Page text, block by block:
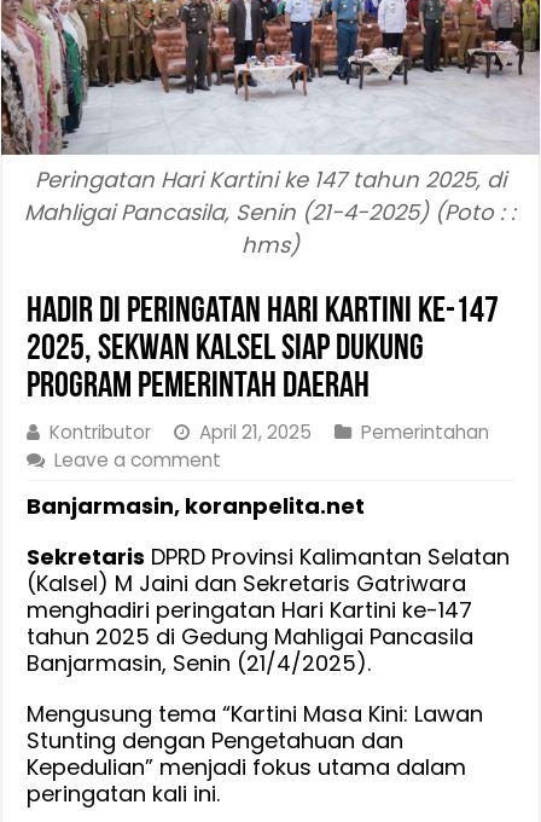
Peringatan Hari Kartini ke 147 tahun 2025, di
Mahligai Pancasila, Senin (21-4-2025) (Poto : :
hms)
Hadir di Peringatan Hari Kartini ke-147
2025, Sekwan Kalsel Siap Dukung
Program Pemerintah Daerah
Kontributor April 21, 2025
Pemerintahan
Leave a comment
Banjarmasin, koranpelita.net
Sekretaris DPRD Provinsi Kalimantan Selatan
(Kalsel) M Jaini dan Sekretaris Gatriwara
menghadiri peringatan Hari Kartini ke-147
tahun 2025 di Gedung Mahligai Pancasila
Banjarmasin, Senin (21/4/2025).
Mengusung tema “Kartini Masa Kini: Lawan
Stunting dengan Pengetahuan dan
Kepedulian” menjadi fokus utama dalam
peringatan kali ini.